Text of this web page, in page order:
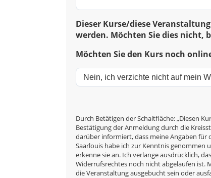
Dieser Kurse/diese
werden. Möchten Sie dies nicht,
Möchten Sie den Kurs noch
Durch Betätigen der Schaltfläche: „Diesen
Bestätigung der Anmeldung durch die
darüber informiert, dass meine Angaben
Saarlouis habe ich zur Kenntnis genommen
erkenne sie an. Ich verlange ausdrücklich,
Widerrufsrechtes noch nicht abgelaufen ist.
die Veranstaltung ausgebucht sein oder